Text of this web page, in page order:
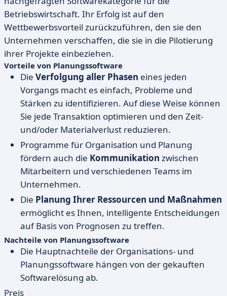
Betriebswirtschaft. Ihr Erfolg ist auf den
Wettbewerbsvorteil zurückzuführen, den sie den
Unternehmen verschaffen, die sie in die Pilotierung
ihrer Projekte einbeziehen.
Vorteile von Planungssoftware
Die Verfolgung aller Phasen eines jeden
Vorgangs macht es einfach, Probleme und
Stärken zu identifizieren. Auf diese Weise können
Sie jede Transaktion optimieren und den Zeit-
und/oder Materialverlust reduzieren.
Programme für Organisation und Planung
fördern auch die Kommunikation zwischen
Mitarbeitern und verschiedenen Teams im
Unternehmen.
Die Planung Ihrer Ressourcen und Maßnahmen
ermöglicht es Ihnen, intelligente Entscheidungen
auf Basis von Prognosen zu treffen.
Nachteile von Planungssoftware
Die Hauptnachteile der Organisations- und
Planungssoftware hängen von der gekauften
Softwarelösung ab.
Preis